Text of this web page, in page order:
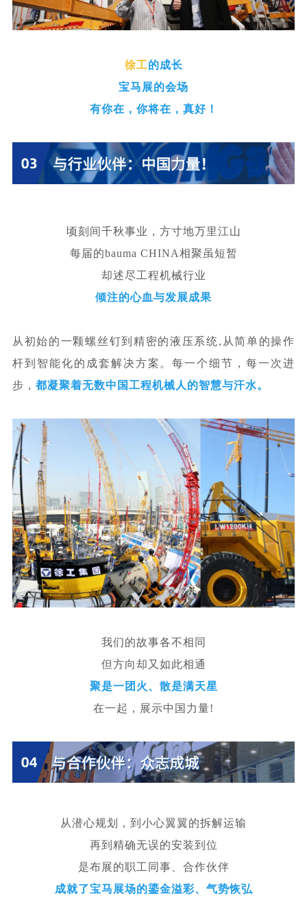
徐工的成长
宝马展的会场
有你在，你将在，真好！
顷刻间千秋事业，方寸地万里江山
每届的bauma CHINA相聚虽短暂
却述尽工程机械行业
倾注的心血与发展成果
从初始的一颗螺丝钉到精密的液压系统,从简单的操作
杆到智能化的成套解决方案。每一个细节，每一次进
步， 都凝聚着无数中国工程机械人的智慧与汗水。
我们的故事各不相同
但方向却又如此相通
聚是一团火、散是满天星
在一起，展示中国力量!
从潜心规划，到小心翼翼的拆解运输
再到精确无误的安装到位
是布展的职工同事、合作伙伴
成就了宝马展场的鎏金溢彩、气势恢弘